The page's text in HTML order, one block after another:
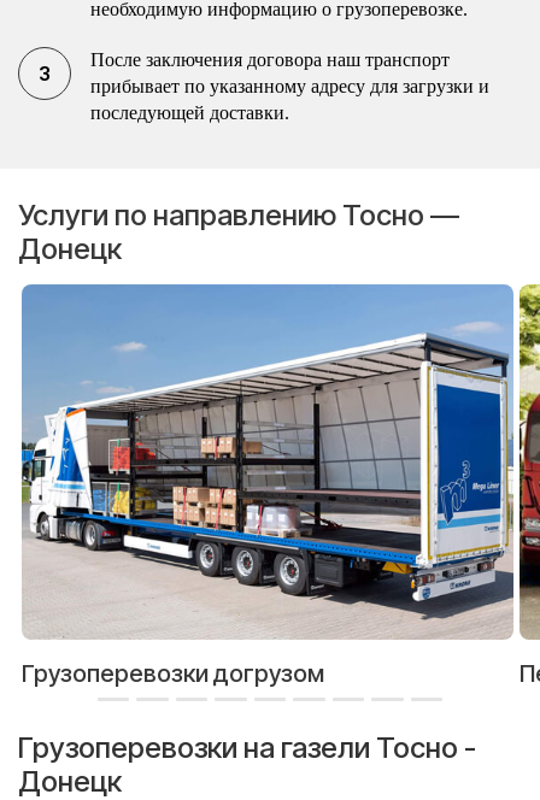
необходимую информацию о грузоперевозке.
После заключения договора наш транспорт
прибывает по указанному адресу для загрузки и
последующей доставки.
Услуги по направлению Тосно —
Донецк
Грузоперевозки догрузом
Грузоперевозки на газели Тосно -
Донецк